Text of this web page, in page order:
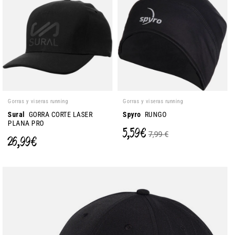
Gorras y viseras running
Sural
GORRA CORTE LASER
PLANA PRO
26,99 €
Gorras y viseras running
Spyro RUNGO
5,59 € 7,99 €